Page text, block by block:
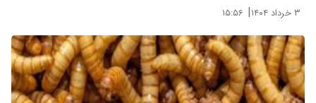
۳ خرداد ۱۴۰۴ | ۱۵:۵۶